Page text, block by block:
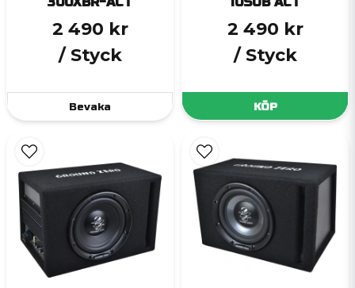
2 490 kr
/ Styck
Bevaka
2 490 kr
/ Styck
KÖP